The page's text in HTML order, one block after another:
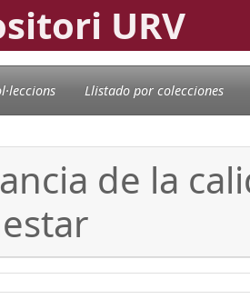
URV
Llistado por colecciones
de la